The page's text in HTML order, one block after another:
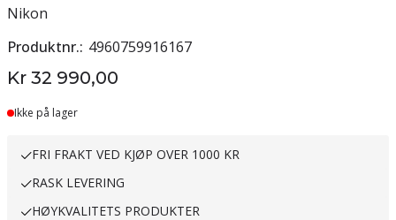
Nikon
Produktnr. 4960759916167
Kr 32 990,00
Ikke på lager
FRI FRAKT VED KJØP OVER 1000 KR
RASK LEVERING
HØYKVALITETS PRODUKTER